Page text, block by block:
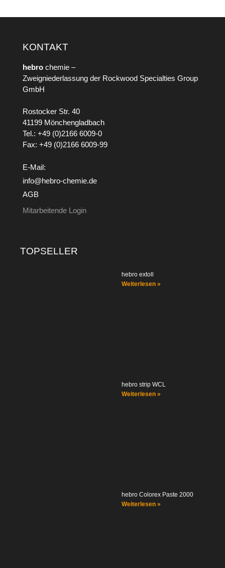
KONTAKT
hebro chemie –
Zweigniederlassung der Rockwood Specialties Group
GmbH
Rostocker Str. 40
41199 Mönchengladbach
Tel.: +49 (0)2166 6009-0
Fax: +49 (0)2166 6009-99
E-Mail:
info@hebro-chemie.de
AGB
Mitarbeitende Login
TOPSELLER
hebro extoll
Weiterlesen »
hebro strip WCL
Weiterlesen »
hebro Colorex Paste 2000
Weiterlesen »